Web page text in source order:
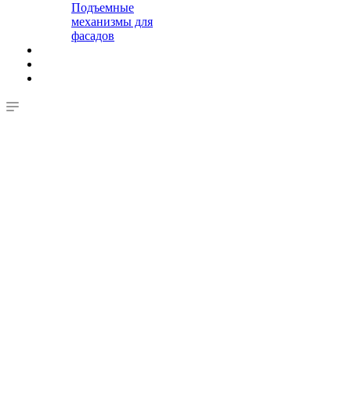
Подъемные
механизмы для
фасадов